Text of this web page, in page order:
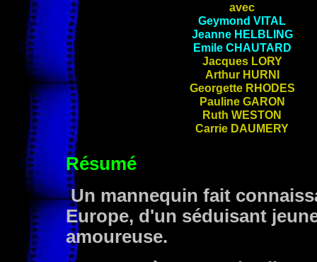
avec
Geymond VITAL
Jeanne HELBLING
Emile CHAUTARD
Jacques LORY
Arthur HURNI
Georgette RHODES
Pauline GARON
Ruth WESTON
Carrie DAUMERY
Résumé
Un mannequin fait
Europe, d'un séduisant
amoureuse.